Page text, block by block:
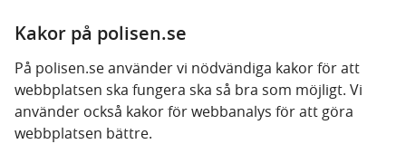
Kakor på polisen.se
På polisen.se använder vi nödvändiga kakor för att
webbplatsen ska fungera ska så bra som möjligt. Vi
använder också kakor för webbanalys för att göra
webbplatsen bättre.